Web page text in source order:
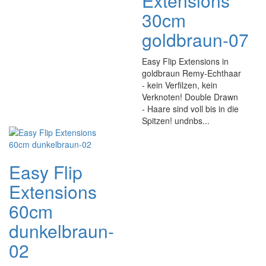
30cm
goldbraun-07
Easy Flip Extensions in
goldbraun Remy-Echthaar
- kein Verfilzen, kein
Verknoten! Double Drawn
- Haare sind voll bis in die
Spitzen! undnbs...
Easy Flip
Extensions
60cm
dunkelbraun-
02